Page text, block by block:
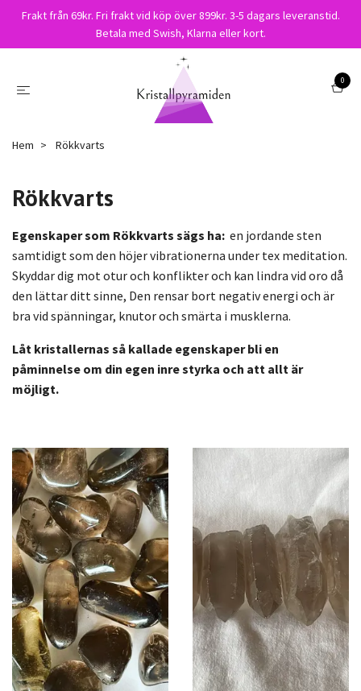
Frakt från 69kr. Fri frakt vid köp över 899kr. 3-5 dagars leveranstid.
Betala med Swish, Klarna eller kort.
0
Hem Rökkvarts
Rökkvarts
Egenskaper som Rökkvarts sägs ha: en jordande sten
samtidigt som den höjer vibrationerna under tex meditation.
Skyddar dig mot otur och konflikter och kan lindra vid oro då
den lättar ditt sinne, Den rensar bort negativ energi och är
bra vid spänningar, knutor och smärta i musklerna.
Låt kristallernas så kallade egenskaper bli en
påminnelse om din egen inre styrka och att allt är
möjligt.